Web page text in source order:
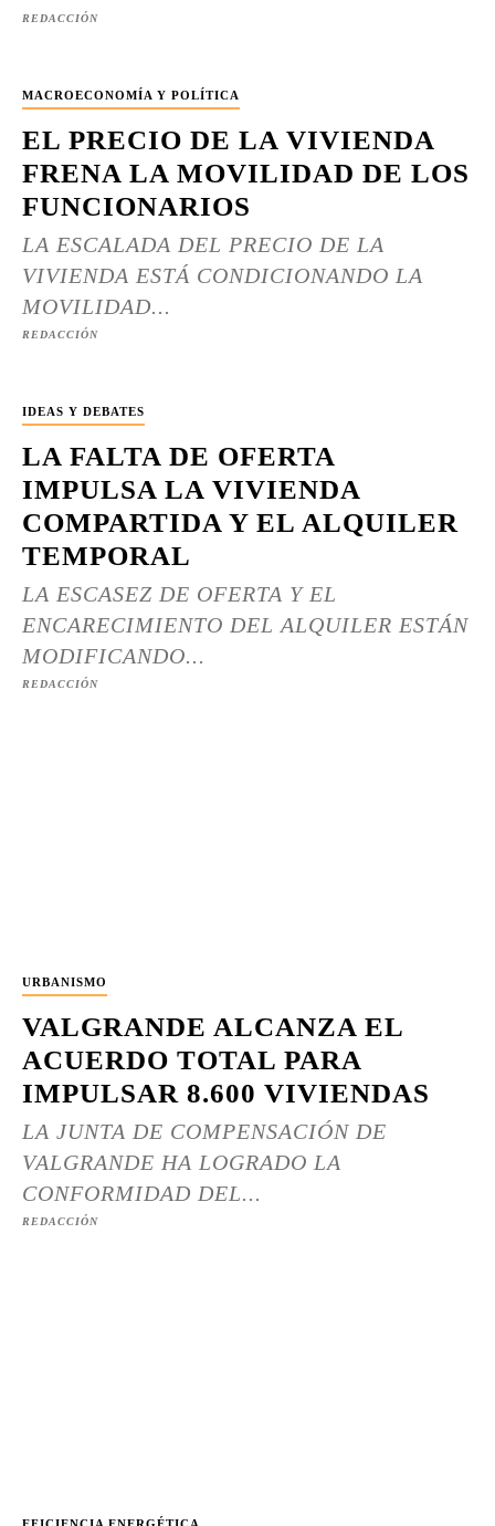
REDACCIÓN
MACROECONOMÍA Y POLÍTICA
EL PRECIO DE LA VIVIENDA
FRENA LA MOVILIDAD DE LOS
FUNCIONARIOS
LA ESCALADA DEL PRECIO DE LA
VIVIENDA ESTÁ CONDICIONANDO LA
MOVILIDAD...
REDACCIÓN
IDEAS Y DEBATES
LA FALTA DE OFERTA
IMPULSA LA VIVIENDA
COMPARTIDA Y EL ALQUILER
TEMPORAL
LA ESCASEZ DE OFERTA Y EL
ENCARECIMIENTO DEL ALQUILER ESTÁN
MODIFICANDO...
REDACCIÓN
URBANISMO
VALGRANDE ALCANZA EL
ACUERDO TOTAL PARA
IMPULSAR 8.600 VIVIENDAS
LA JUNTA DE COMPENSACIÓN DE
VALGRANDE HA LOGRADO LA
CONFORMIDAD DEL...
REDACCIÓN